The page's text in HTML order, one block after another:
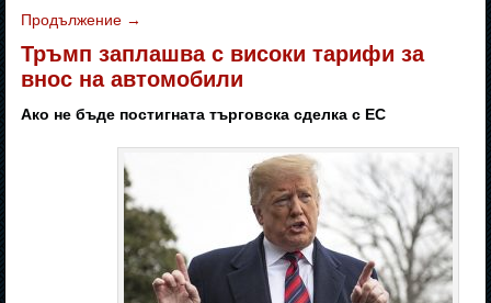
Продължение →
Тръмп заплашва с високи тарифи за
внос на автомобили
Ако не бъде постигната търговска сделка с ЕС